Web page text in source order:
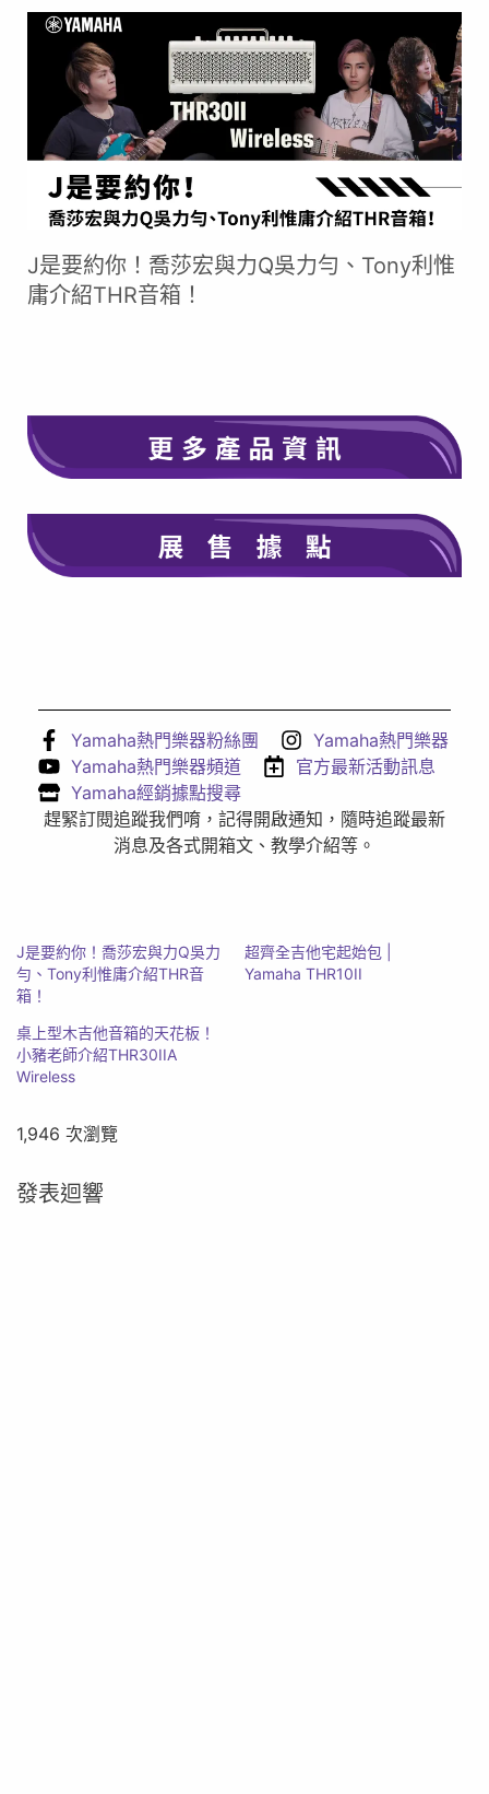
J是要約你！喬莎宏與力Q吳力勻、Tony利惟
庸介紹THR音箱！
在此點擊
在此點擊
Yamaha熱門樂器粉絲團
Yamaha熱門樂器
Yamaha熱門樂器頻道
官方最新活動訊息
Yamaha經銷據點搜尋
趕緊訂閱追蹤我們唷，記得開啟通知，隨時追蹤最新
消息及各式開箱文、教學介紹等。
J是要約你！喬莎宏與力Q吳力
勻、Tony利惟庸介紹THR音
箱！
超齊全吉他宅起始包 |
Yamaha THR10II
桌上型木吉他音箱的天花板！
小豬老師介紹THR30IIA
Wireless
1,946 次瀏覽
發表迴響